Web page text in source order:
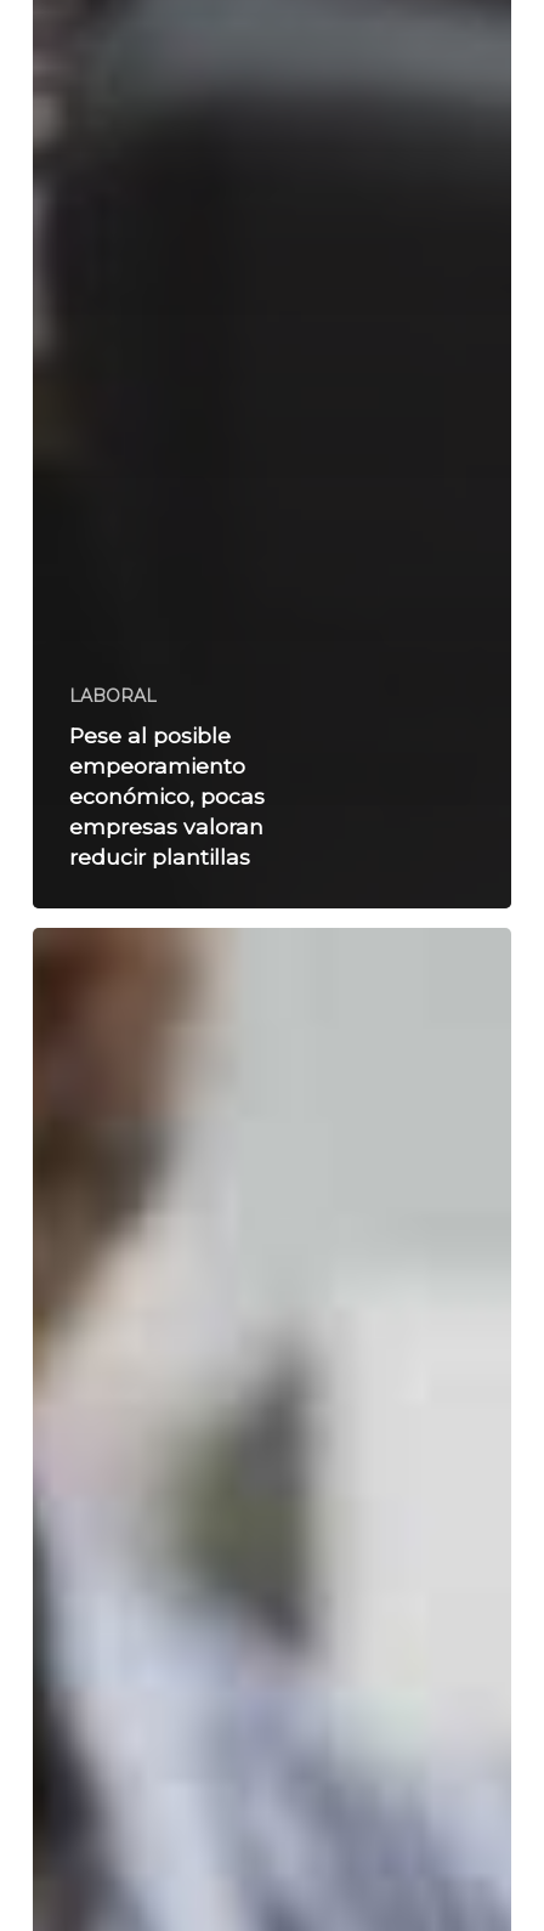
LABORAL
Pese al posible
empeoramiento
económico, pocas
empresas valoran
reducir plantillas